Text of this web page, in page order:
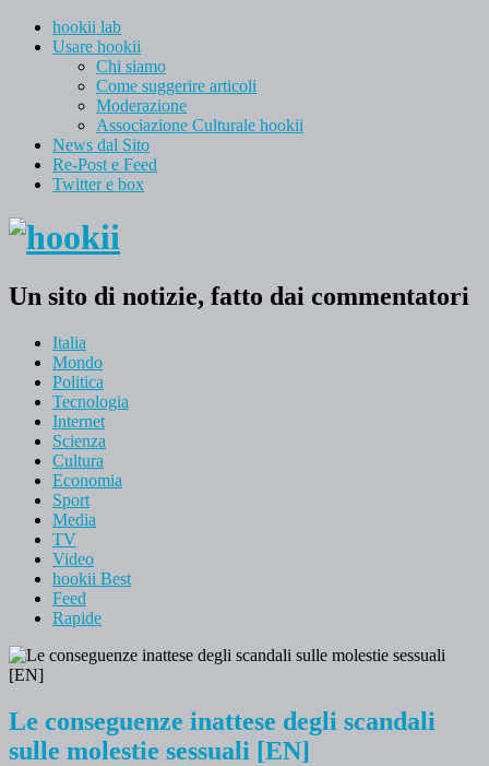
hookii lab
Usare hookii
Chi siamo
Come suggerire articoli
Moderazione
Associazione Culturale hookii
News dal Sito
Re-Post e Feed
Twitter e box
Un sito di notizie, fatto dai commentatori
Italia
Mondo
Politica
Tecnologia
Internet
Scienza
Cultura
Economia
Sport
Media
TV
Video
hookii Best
Feed
Rapide
Le conseguenze inattese degli scandali
sulle molestie sessuali [EN]